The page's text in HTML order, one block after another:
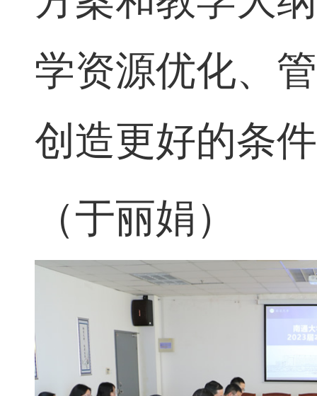
方案和教学大
学资源优化、
创造更好的条
（于丽娟）